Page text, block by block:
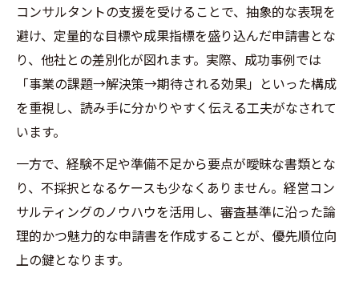
コンサルタントの支援を受けることで、抽象的な表現を
避け、定量的な目標や成果指標を盛り込んだ申請書とな
り、他社との差別化が図れます。実際、成功事例では
「事業の課題→解決策→期待される効果」といった構成
を重視し、読み手に分かりやすく伝える工夫がなされて
います。
一方で、経験不足や準備不足から要点が曖昧な書類とな
り、不採択となるケースも少なくありません。経営コン
サルティングのノウハウを活用し、審査基準に沿った論
理的かつ魅力的な申請書を作成することが、優先順位向
上の鍵となります。